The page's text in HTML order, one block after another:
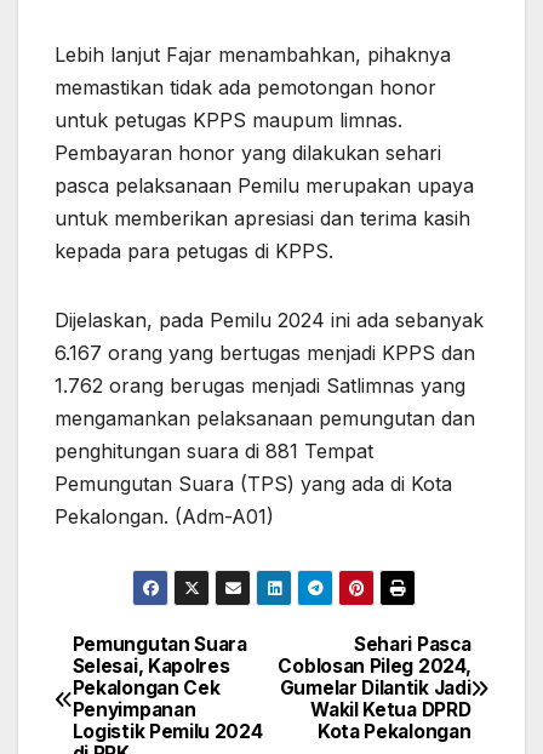
Lebih lanjut Fajar menambahkan, pihaknya
memastikan tidak ada pemotongan honor
untuk petugas KPPS maupum limnas.
Pembayaran honor yang dilakukan sehari
pasca pelaksanaan Pemilu merupakan upaya
untuk memberikan apresiasi dan terima kasih
kepada para petugas di KPPS.
Dijelaskan, pada Pemilu 2024 ini ada sebanyak
6.167 orang yang bertugas menjadi KPPS dan
1.762 orang berugas menjadi Satlimnas yang
mengamankan pelaksanaan pemungutan dan
penghitungan suara di 881 Tempat
Pemungutan Suara (TPS) yang ada di Kota
Pekalongan. (Adm-A01)
Navigasi
pos
Sehari Pasca
Coblosan Pileg 2024,
Gumelar Dilantik Jadi
Wakil Ketua DPRD
Kota Pekalongan
Pemungutan Suara
Selesai, Kapolres
Pekalongan Cek
Penyimpanan
Logistik Pemilu 2024